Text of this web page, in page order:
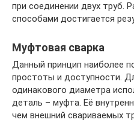
при соединении двух труб.
способами достигается
Муфтовая сварка
Данный принцип наиболее
простоты и доступности.
одинакового диаметра
деталь – муфта. Её
чем внешний свариваемых